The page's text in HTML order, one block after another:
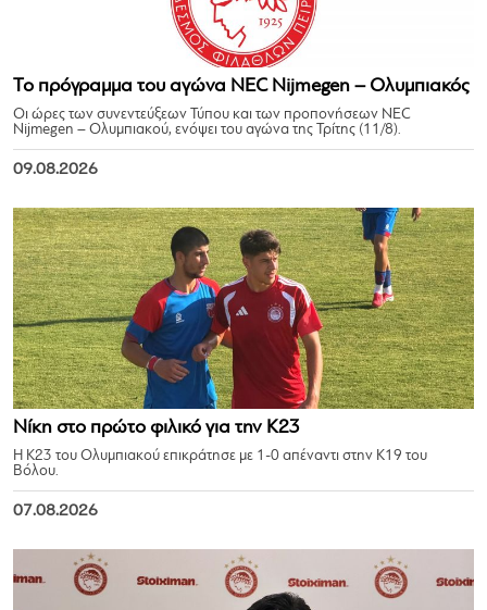
Το πρόγραμμα του αγώνα NEC Nijmegen – Ολυμπιακός
Οι ώρες των συνεντεύξεων Τύπου και των προπονήσεων NEC
Nijmegen – Ολυμπιακού, ενόψει του αγώνα της Τρίτης (11/8).
09.08.2026
Νίκη στο πρώτο φιλικό για την Κ23
Η Κ23 του Ολυμπιακού επικράτησε με 1-0 απέναντι στην Κ19 του
Βόλου.
07.08.2026